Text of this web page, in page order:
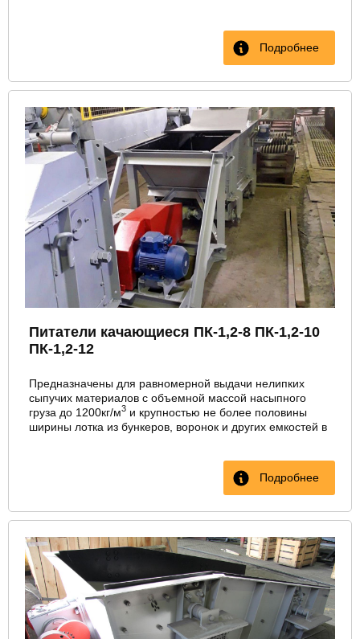
Подробнее
Питатели качающиеся ПК-1,2-8 ПК-1,2-10
ПК-1,2-12
Предназначены для равномерной выдачи нелипких
сыпучих материалов с объемной массой насыпного
груза до 1200кг/м3 и крупностью не более половины
ширины лотка из бункеров, воронок и других емкостей в
Применяются в угольной, металлургической
промышленности, на предприятиях промышленности
Подробнее